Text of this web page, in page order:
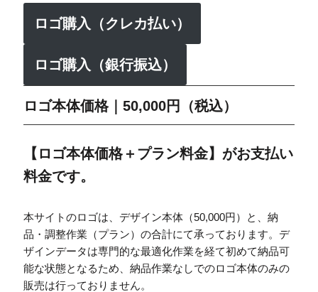
ロゴ購入（クレカ払い）
ロゴ購入（銀行振込）
ロゴ本体価格｜50,000円（税込）
【ロゴ本体価格＋プラン料金】がお支払い
料金です。
本サイトのロゴは、デザイン本体（50,000円）と、納
品・調整作業（プラン）の合計にて承っております。デ
ザインデータは専門的な最適化作業を経て初めて納品可
能な状態となるため、納品作業なしでのロゴ本体のみの
販売は行っておりません。